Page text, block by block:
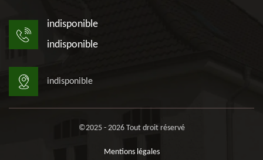
indisponible
indisponible
indisponible
©2025 - 2026 Tout droit réservé
Mentions légales